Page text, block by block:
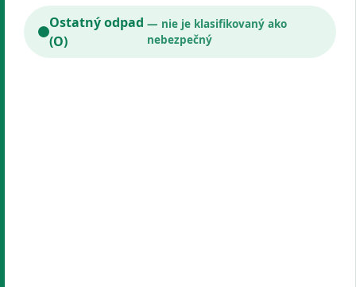
Ostatný odpad
(O)
— nie je klasifikovaný ako
nebezpečný